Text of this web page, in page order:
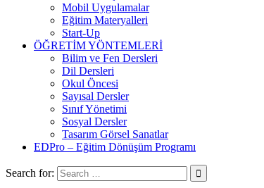
Mobil Uygulamalar
Eğitim Materyalleri
Start-Up
ÖĞRETİM YÖNTEMLERİ
Bilim ve Fen Dersleri
Dil Dersleri
Okul Öncesi
Sayısal Dersler
Sınıf Yönetimi
Sosyal Dersler
Tasarım Görsel Sanatlar
EDPro – Eğitim Dönüşüm Programı
Search for: